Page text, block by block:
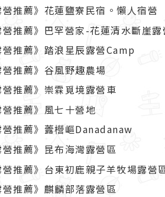
推薦》花蓮鹽寮民宿。懶人宿營
推薦》巴罕營家-花蓮清水斷崖露
推薦》踏浪星辰露營Camp
推薦》谷風野趣農場
推薦》崇霖覓境露營車
推薦》風七十營地
推薦》虂櫿嶇Danadanaw
推薦》昆布海灣露營區
推薦》台東初鹿親子羊牧場露營
推薦》麒麟部落露營區